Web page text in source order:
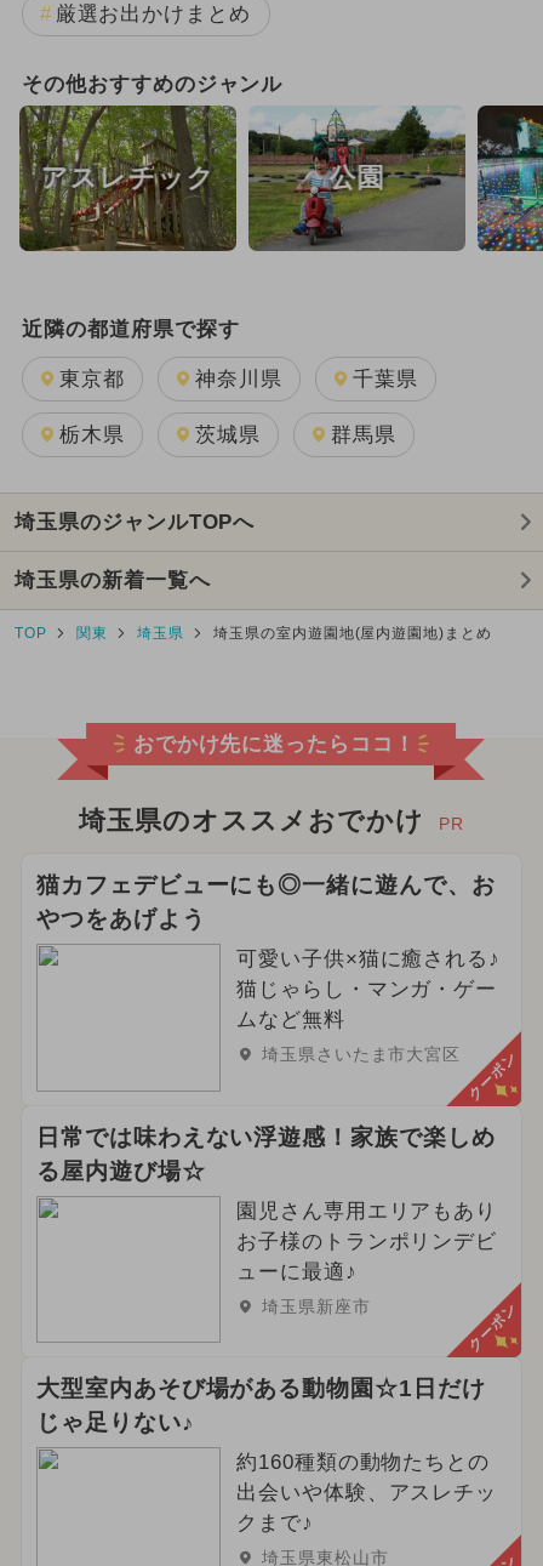
厳選お出かけまとめ
その他おすすめのジャンル
アスレチック 公園
近隣の都道府県で探す
東京都 神奈川県 千葉県
栃木県 茨城県 群馬県
埼玉県のジャンルTOPへ
埼玉県の新着一覧へ
TOP 関東 埼玉県 埼玉県の室内遊園地(屋内遊園地)まとめ
おでかけ先に迷ったらココ！
埼玉県のオススメおでかけ PR
猫カフェデビューにも◎一緒に遊んで、お
やつをあげよう
可愛い子供×猫に癒される♪
猫じゃらし・マンガ・ゲー
ムなど無料
埼玉県さいたま市大宮区 クーポン
日常では味わえない浮遊感！家族で楽しめ
る屋内遊び場☆
園児さん専用エリアもあり
お子様のトランポリンデビ
ューに最適♪
埼玉県新座市 クーポン
大型室内あそび場がある動物園☆1日だけ
じゃ足りない♪
約160種類の動物たちとの
出会いや体験、アスレチッ
クまで♪
埼玉県東松山市